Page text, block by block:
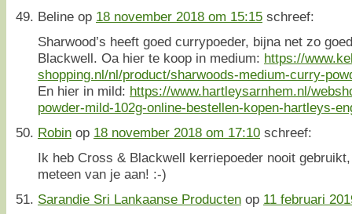
Beline op 18 november 2018 om 15:15 schreef:
Sharwood’s heeft goed currypoeder, bijna net zo
Blackwell. Oa hier te koop in medium: https://
shopping.nl/nl/product/sharwoods-medium-curry-
En hier in mild: https://www.hartleysarnhem.nl/
powder-mild-102g-online-bestellen-kopen-hartleys-
Robin op 18 november 2018 om 17:10 schreef:
Ik heb Cross & Blackwell kerriepoeder nooit
meteen van je aan! :-)
Sarandie Sri Lankaanse Producten op 11 februari